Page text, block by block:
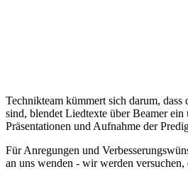
Technikteam kümmert sich darum, dass
sind, blendet Liedtexte über Beamer
Präsentationen und Aufnahme der
Für Anregungen und
an uns wenden - wir werden